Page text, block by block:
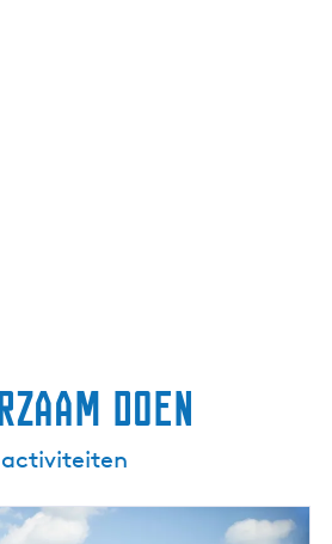
doen
activiteiten